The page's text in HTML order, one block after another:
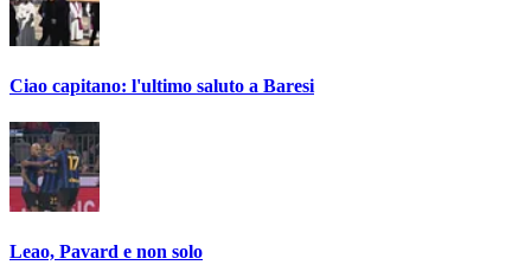
Ciao capitano: l'ultimo saluto a Baresi
Leao, Pavard e non solo